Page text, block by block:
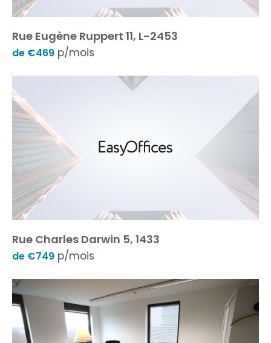
Rue Eugène Ruppert 11, L-2453
de €469 p/mois
Rue Charles Darwin 5, 1433
de €749 p/mois